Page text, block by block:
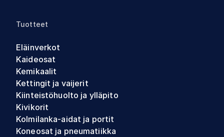
Tuotteet
Eläinverkot
Kaideosat
Kemikaalit
Kettingit ja vaijerit
Kiinteistöhuolto ja ylläpito
Kivikorit
Kolmilanka-aidat ja portit
Koneosat ja pneumatiikka